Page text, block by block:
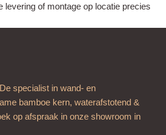
levering of montage op locatie precies
specialist in wand- en
bamboe kern, waterafstotend &
op afspraak in onze showroom in